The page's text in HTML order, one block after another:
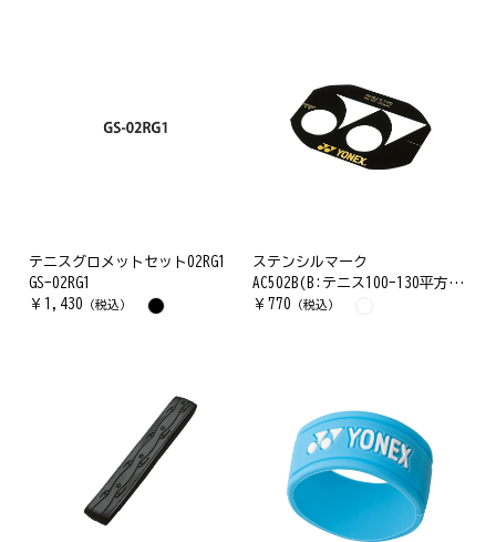
テニスグロメットセット02RG1
GS-02RG1
￥ 1,430 （税込）
ステンシルマーク
AC502B(B:テニス100-130平方インチ用)
￥ 770 （税込）